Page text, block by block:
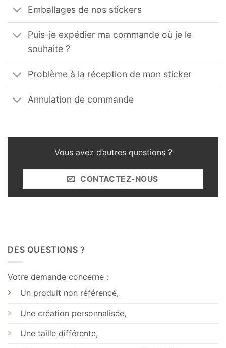
Emballages de nos stickers
Puis-je expédier ma commande où je le
souhaite ?
Problème à la réception de mon sticker
Annulation de commande
Vous avez d’autres questions ?
CONTACTEZ-NOUS
DES QUESTIONS ?
Votre demande concerne :
Un produit non référencé,
Une création personnalisée,
Une taille différente,